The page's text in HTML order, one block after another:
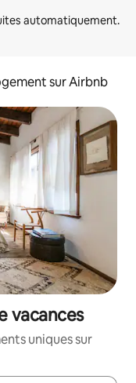
sur Airbnb
vacances
uniques sur